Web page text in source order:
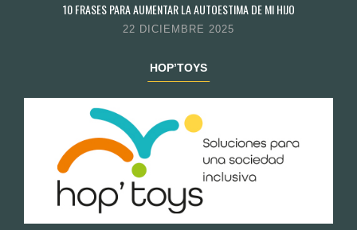
10 FRASES PARA AUMENTAR LA AUTOESTIMA DE MI HIJO
22 DICIEMBRE 2025
HOP’TOYS